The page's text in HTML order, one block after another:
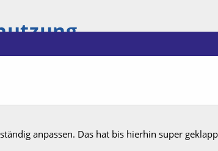
anpassen. Das hat bis hierhin super